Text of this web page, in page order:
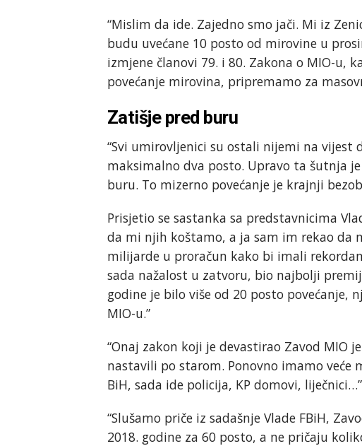
“Mislim da ide. Zajedno smo jači. Mi iz
budu uvećane 10 posto od mirovine u
izmjene članovi 79. i 80. Zakona o MIO-u,
povećanje mirovina, pripremamo za
Zatišje pred buru
“Svi umirovljenici su ostali nijemi na vijest
maksimalno dva posto. Upravo ta šutnja
buru. To mizerno povećanje je krajnji
Prisjetio se sastanka sa predstavnicima
da mi njih koštamo, a ja sam im rekao da
milijarde u proračun kako bi imali
sada nažalost u zatvoru, bio najbolji
godine je bilo više od 20 posto povećanje,
MIO-u.”
“Onaj zakon koji je devastirao Zavod MIO
nastavili po starom. Ponovno imamo veće
BiH, sada ide policija, KP domovi,
“Slušamo priče iz sadašnje Vlade FBiH,
2018. godine za 60 posto, a ne pričaju